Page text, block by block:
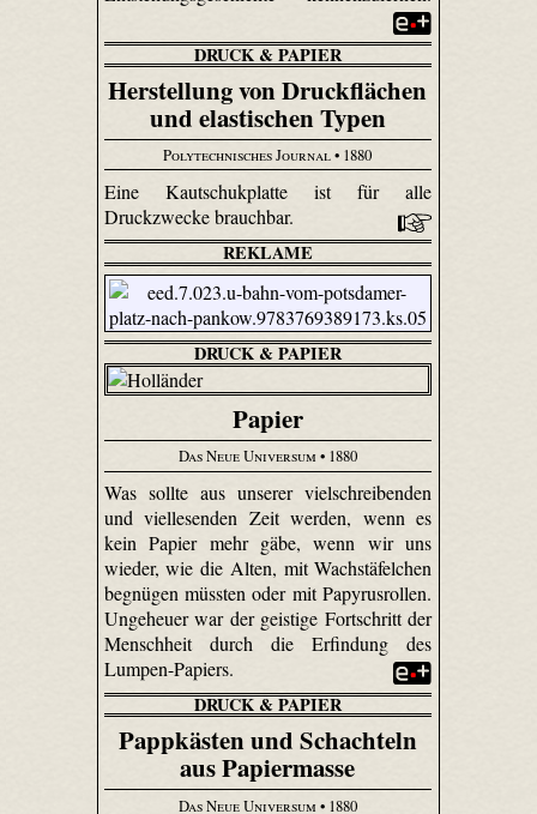
DRUCK & PAPIER
Herstellung von Druckflächen
und elastischen Typen
Polytechnisches Journal• 1880
Eine Kautschukplatte ist für alle
Druckzwecke brauchbar.
REKLAME
DRUCK & PAPIER
Papier
Das Neue Universum • 1880
Was sollte aus unserer vielschreibenden
und viellesenden Zeit werden, wenn es
kein Papier mehr gäbe, wenn wir uns
wieder, wie die Alten, mit Wachstäfelchen
begnügen müssten oder mit Papyrusrollen.
Ungeheuer war der geistige Fortschritt der
Menschheit durch die Erfindung des
Lumpen-Papiers.
DRUCK & PAPIER
Pappkästen und Schachteln
aus Papiermasse
Das Neue Universum • 1880